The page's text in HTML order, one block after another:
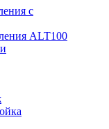
с
ALT100